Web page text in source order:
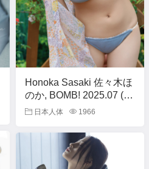
Honoka Sasaki 佐々木ほ
のか, BOMB! 2025.07 (ボ
ム 2025年7月号)
日本人体 1966